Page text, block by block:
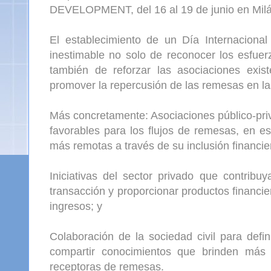
DEVELOPMENT, del 16 al 19 de junio en
El establecimiento de un Día
inestimable no solo de reconocer los
también de reforzar las asociaciones
promover la repercusión de las remesas en
Más concretamente: Asociaciones público-
favorables para los flujos de remesas, en
más remotas a través de su inclusión
Iniciativas del sector privado que
transacción y proporcionar productos
ingresos; y
Colaboración de la sociedad civil para
compartir conocimientos que brinden
receptoras de remesas.